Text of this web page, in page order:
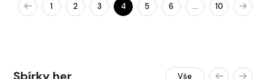
1 2 3 4 5 6 … 10
Vše